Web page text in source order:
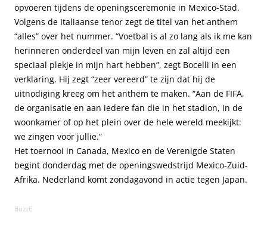
opvoeren tijdens de openingsceremonie in Mexico-Stad.
Volgens de Italiaanse tenor zegt de titel van het anthem
“alles” over het nummer. “Voetbal is al zo lang als ik me kan
herinneren onderdeel van mijn leven en zal altijd een
speciaal plekje in mijn hart hebben”, zegt Bocelli in een
verklaring. Hij zegt “zeer vereerd” te zijn dat hij de
uitnodiging kreeg om het anthem te maken. “Aan de FIFA,
de organisatie en aan iedere fan die in het stadion, in de
woonkamer of op het plein over de hele wereld meekijkt:
we zingen voor jullie.”
Het toernooi in Canada, Mexico en de Verenigde Staten
begint donderdag met de openingswedstrijd Mexico-Zuid-
Afrika. Nederland komt zondagavond in actie tegen Japan.
BuzzE